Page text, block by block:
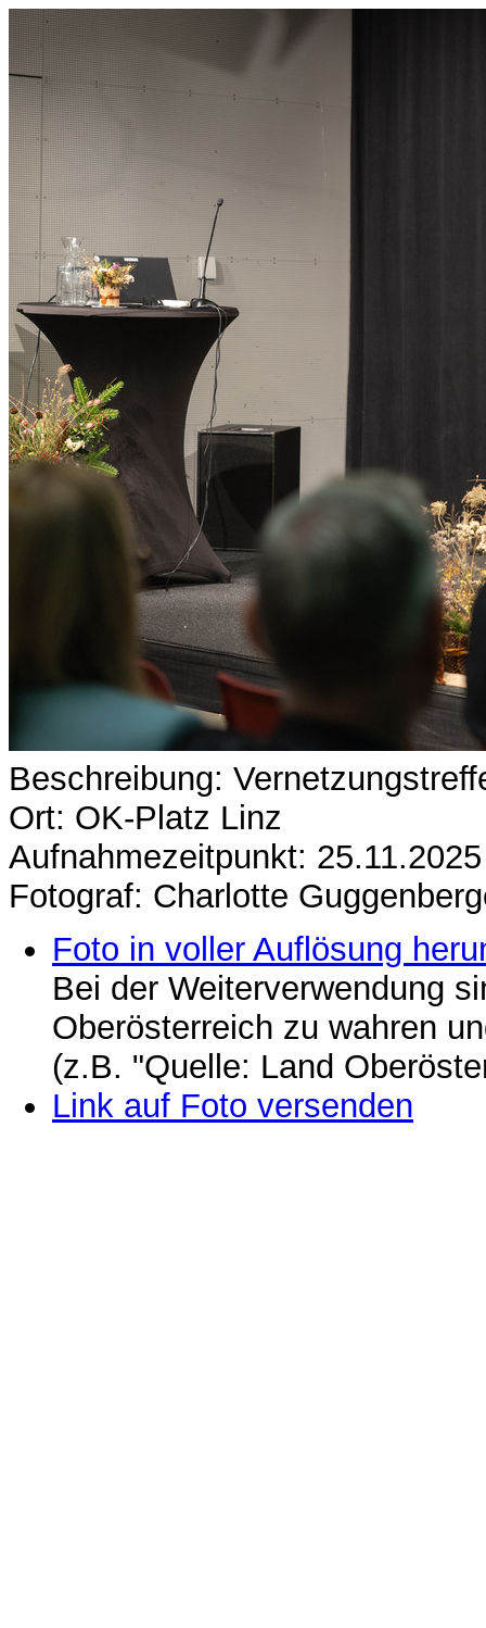
Beschreibung:
Ort: OK-Platz Linz
Aufnahmezeitpunkt: 25.11.2025
Fotograf: Charlotte
Foto in voller Auflösung
Bei der Weiterverwendung
Oberösterreich zu wahren
(z.B. "Quelle: Land
Link auf Foto versenden